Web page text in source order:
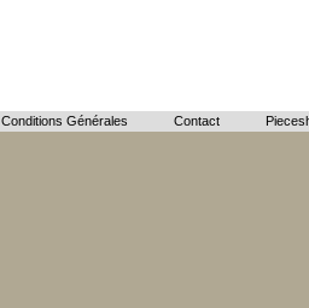
Conditions Générales Contact